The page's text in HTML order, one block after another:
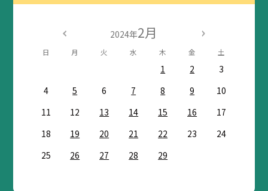
2024年2月
日 月 火 水 木 金 土
1 2
3
4
5 6 7 8 9
10
11
12 13 14 15 16
17
18
19 20 21 22 23
24
25
26 27 28 29